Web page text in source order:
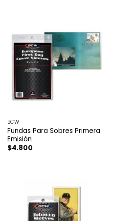
BCW
Fundas Para Sobres Primera
Emisión
$4.800